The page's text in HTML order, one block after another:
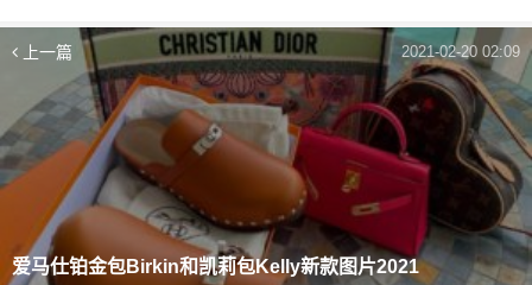
上一篇
爱马仕铂金包Birkin和凯莉包Kelly新款图片2021
2021-02-20 02:09